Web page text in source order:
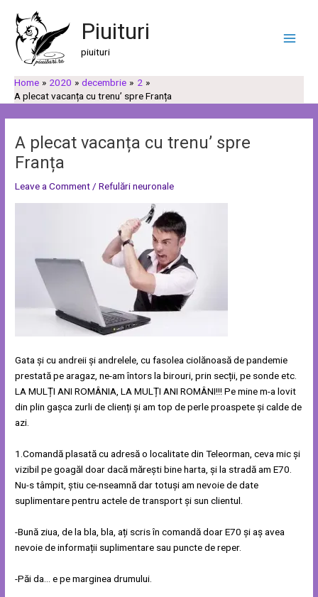
content
Piuituri
piuituri
Menu
Home 2020 decembrie
2
A plecat vacanța cu trenu’ spre Franța
A plecat vacanța cu trenu’ spre
Franța
Leave a Comment/Refulări neuronale
Gata și cu andreii și andrelele, cu fasolea ciolănoasă de pandemie
prestată pe aragaz, ne-am întors la birouri, prin secții, pe sonde etc.
LA MULȚI ANI ROMÂNIA, LA MULȚI ANI ROMÂNI!!! Pe mine m-a lovit
din plin gașca zurli de clienți și am top de perle proaspete și calde de
azi.
1.Comandă plasată cu adresă o localitate din Teleorman, ceva mic și
vizibil pe goagăl doar dacă mărești bine harta, și la stradă am E70.
Nu-s tâmpit, știu ce-nseamnă dar totuși am nevoie de date
suplimentare pentru actele de transport și sun clientul.
-Bună ziua, de la bla, bla, ați scris în comandă doar E70 și aș avea
nevoie de informații suplimentare sau puncte de reper.
-Păi da… e pe marginea drumului.
navigation
a
u
ă
a
t
g
o
i